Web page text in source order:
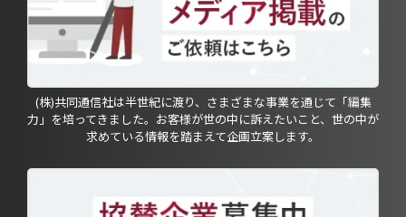
(株)共同通信社は半世紀に渡り、さまざまな事業を通じて「編集
力」を培ってきました。お客様が世の中に訴えたいこと、世の中が
求めている情報を踏まえて企画立案します。